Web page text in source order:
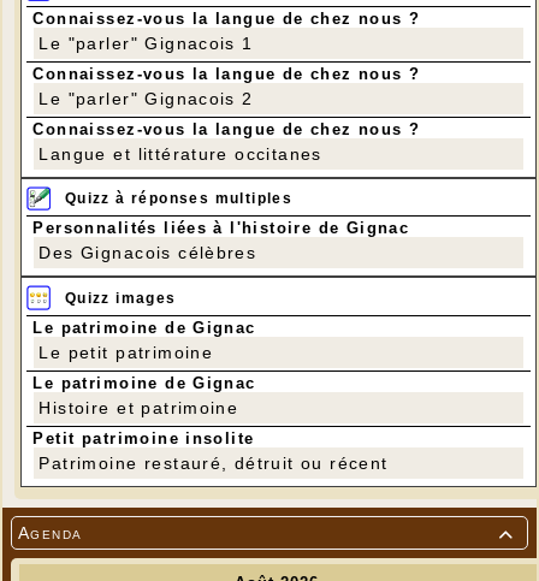

Agenda
Départ : Pech Mézel - 8 amateurs de marche dont 5
femmes ! Le magnifique cheval n'en faisait pas
partie, il était juste venu admirer notre courage.
Connaissez-vous la langue de chez nous ?
Le "parler" Gignacois 1
Connaissez-vous la langue de chez nous ?
Le "parler" Gignacois 2
Connaissez-vous la langue de chez nous ?
Langue et littérature occitanes
Quizz à réponses multiples
Personnalités liées à l'histoire de Gignac
Des Gignacois célèbres
Quizz images
Le patrimoine de Gignac
Le petit patrimoine
Le patrimoine de Gignac
Histoire et patrimoine
Petit patrimoine insolite
Patrimoine restauré, détruit ou récent